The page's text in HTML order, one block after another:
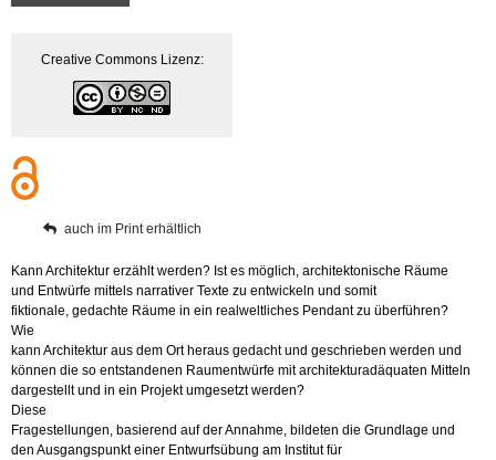
Crea­ti­ve Com­mons Li­zenz:
auch im Print er­hält­lich
Kann Ar­chi­tek­tur er­zählt wer­den? Ist es mög­lich, ar­chi­tek­to­ni­sche Räume
und Ent­wür­fe mit­tels nar­ra­ti­ver Texte zu ent­wi­ckeln und somit
fik­tio­na­le, ge­dach­te Räume in ein re­al­welt­li­ches Pen­dant zu über­füh­ren?
Wie
kann Ar­chi­tek­tur aus dem Ort her­aus ge­dacht und ge­schrie­ben wer­den und
kön­nen die so ent­stan­de­nen Rau­ment­wür­fe mit ar­chi­tek­tu­rad­äqua­ten Mit­teln
dar­ge­stellt und in ein Pro­jekt um­ge­setzt wer­den?
Diese
Fra­ge­stel­lun­gen, ba­sie­rend auf der An­nah­me, bil­de­ten die Grund­la­ge und
den Aus­gangs­punkt einer Ent­wurfs­übung am In­sti­tut für